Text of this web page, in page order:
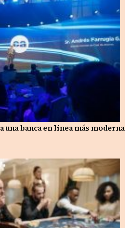
una banca en línea más moderna